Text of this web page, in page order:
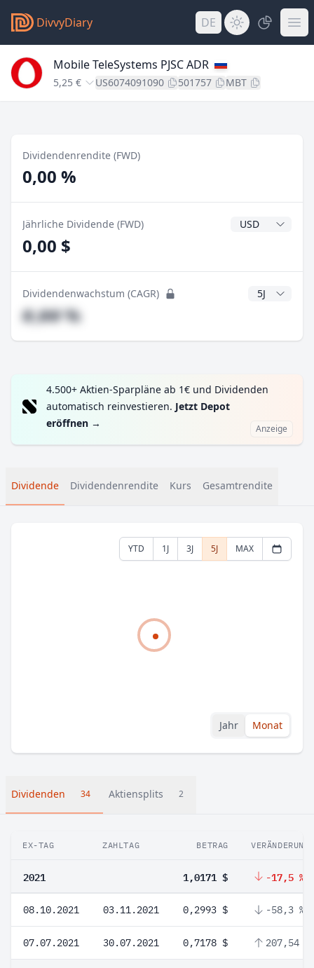
DivvyDiary DE
Mobile TeleSystems PJSC ADR
5,25 € US6074091090 501757 MBT
Dividendenrendite (FWD)
0,00 %
Jährliche Dividende (FWD)
0,00 $
Dividendenwachstum (CAGR) CAGR Jahre
#,## %
4.500+ Aktien-Sparpläne ab 1€ und Dividenden
automatisch reinvestieren. Jetzt Depot
eröffnen → Anzeige
Dividende Dividendenrendite Kurs Gesamtrendite
YTD 1J 3J 5J MAX
Jahr Monat
Dividenden 34 Aktiensplits 2
EX-TAG ZAHLTAG BETRAG VERÄNDERUNG
2021 1,0171 $ -17,5 %
08.10.2021 03.11.2021 0,2993 $ -58,3 %
07.07.2021 30.07.2021 0,7178 $ 207,54 %